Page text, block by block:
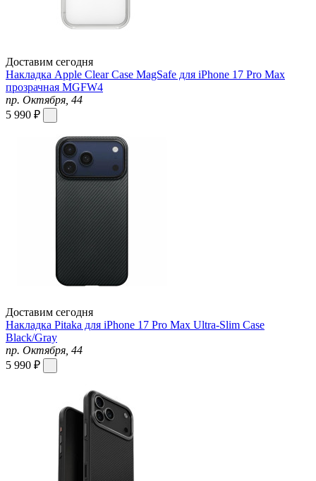
Доставим сегодня
Накладка Apple Clear Case MagSafe для iPhone 17 Pro Max
прозрачная MGFW4
пр. Октября, 44
5 990 ₽
Доставим сегодня
Накладка Pitaka для iPhone 17 Pro Max Ultra-Slim Case
Black/Gray
пр. Октября, 44
5 990 ₽